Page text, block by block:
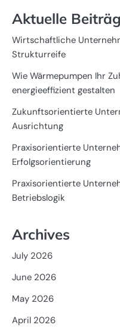
Aktuelle
Wirtschaftliche
Strukturreife
Wie Wärmepumpen Ihr
energieeffizient gestalten
Zukunftsorientierte
Ausrichtung
Praxisorientierte
Erfolgsorientierung
Praxisorientierte
Betriebslogik
Archives
July 2026
June 2026
May 2026
April 2026